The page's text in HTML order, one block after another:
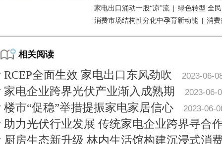
家电出口涌动一股“凉”流
绿色转型 全
消费市场结构性分化中孕育新动能
消费
相关阅读
RCEP全面生效 家电出口东风劲吹 2023-06-
家电企业跨界光伏产业渐入成熟期 2023-06-
楼市“促稳”举措提振家电家居信心 2023-06-
助力光伏行业发展 传统家电企业跨界寻合
厨房生态新升级 林内生活馆构建沉浸式消